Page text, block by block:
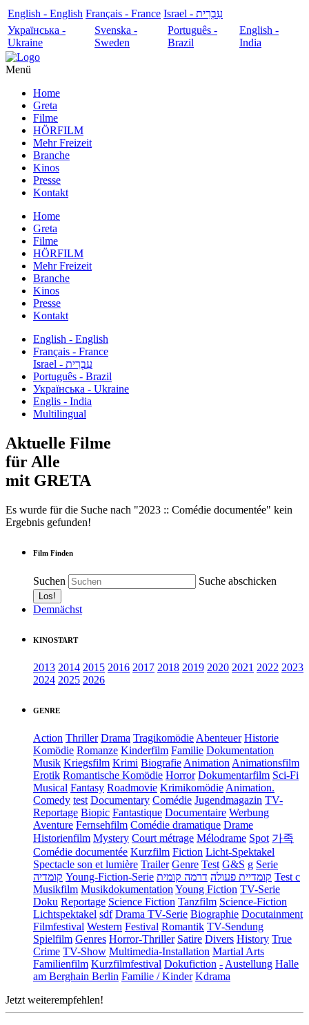
English - English Français - France
עִבְרִית - Israel
Українська -
Ukraine
Svenska -
Sweden
Português -
Brazil
English -
India
Menü
Home
Greta
Filme
HÖRFILM
Mehr Freizeit
Branche
Kinos
Presse
Kontakt
Home
Greta
Filme
HÖRFILM
Mehr Freizeit
Branche
Kinos
Presse
Kontakt
English - English
Français - France
עִבְרִית - Israel
Português - Brazil
Українська - Ukraine
Englis - India
Multilingual
Aktuelle Filme
für Alle
mit GRETA
Es wurde für die Suche nach "2023 :: Comédie documentée" kein
Ergebnis gefunden!
Film Finden
Suchen Suche abschicken
Demnächst
KINOSTART
2013 2014 2015 2016 2017 2018 2019 2020 2021 2022 2023
2024 2025 2026
GENRE
Action Thriller Drama Tragikomödie Abenteuer Historie
Komödie Romanze Kinderfilm Familie Dokumentation
Musik Kriegsfilm Krimi Biografie Animation Animationsfilm
Erotik Romantische Komödie Horror Dokumentarfilm Sci-Fi
Musical Fantasy Roadmovie Krimikomödie Animation.
Comedy test Documentary Comédie Jugendmagazin TV-
Reportage Biopic Fantastique Documentaire Werbung
Aventure Fernsehfilm Comédie dramatique Drame
Historienfilm Mystery Court métrage Mélodrame Spot 가족
Comédie documentée Kurzfilm Fiction Licht-Spektakel
Spectacle son et lumière Trailer Genre Test G&S g Serie
קומדיה Young-Fiction-Serie קומדיית פעולה דרמה קומית
Test c
Musikfilm Musikdokumentation Young Fiction TV-Serie
Doku Reportage Science Fiction Tanzfilm Science-Fiction
Lichtspektakel sdf Drama TV-Serie Biographie Docutainment
Filmfestival Western Festival Romantik TV-Sendung
Spielfilm Genres Horror-Thriller Satire Divers History True
Crime TV-Show Multimedia-Installation Martial Arts
Familienfilm Kurzfilmfestival Dokufiction - Austellung Halle
am Berghain Berlin Familie / Kinder Kdrama
Jetzt weiterempfehlen!